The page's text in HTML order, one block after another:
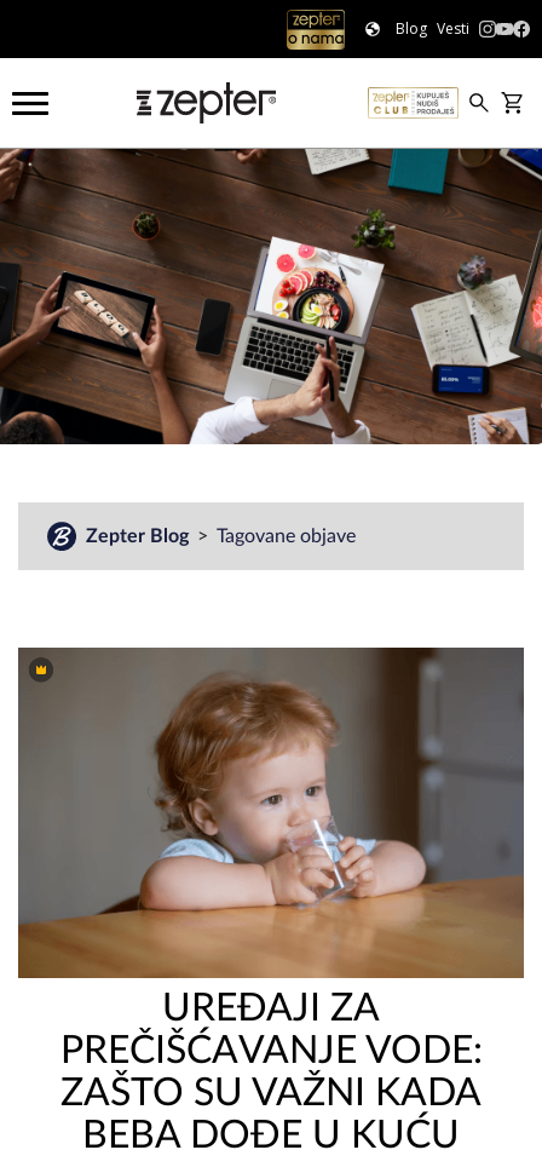
Blog Vesti
Zepter Blog Tagovane objave
UREĐAJI ZA
PREČIŠĆAVANJE VODE:
ZAŠTO SU VAŽNI KADA
BEBA DOĐE U KUĆU